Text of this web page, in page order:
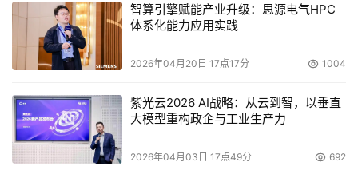
智算引擎赋能产业升级：思源电气HPC
体系化能力应用实践
2026年04月20日 17点17分 1004
紫光云2026 AI战略：从云到智，以垂直
大模型重构政企与工业生产力
2026年04月03日 17点49分 692